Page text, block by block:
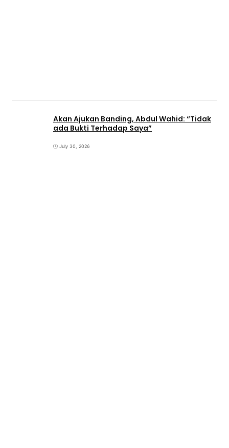
Akan Ajukan Banding, Abdul Wahid: “Tidak
ada Bukti Terhadap Saya”
July 30, 2026